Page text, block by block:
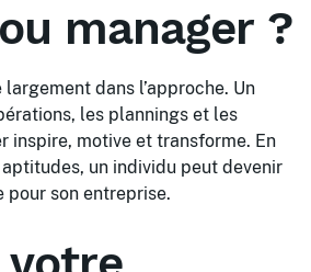
manager ?
dans l’approche. Un
les plannings et les
inspire, motive et transforme. En
un individu peut devenir
pour son entreprise.